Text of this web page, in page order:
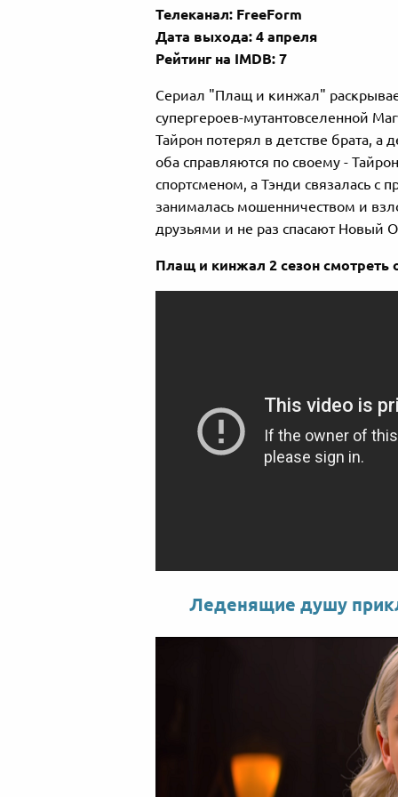
Телеканал: FreeForm
Дата выхода: 4 апреля
​Рейтинг на IMDB: 7
Сериал "Плащ и кинжал"
супергероев-мутантовселенной
Тайрон потерял в детстве брата,
оба справляются по своему -
спортсменом, а Тэнди связалась
занималась мошенничеством и
друзьями и не раз спасают Новый
Плащ и кинжал 2 сезон смотреть
Леденящие душу